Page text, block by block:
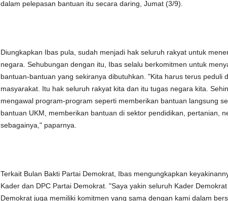
dalam pelepasan bantuan itu secara daring, Jumat (3/9).
Diungkapkan Ibas pula, sudah menjadi hak seluruh rakyat untuk
negara. Sehubungan dengan itu, Ibas selalu berkomitmen untuk
bantuan-bantuan yang sekiranya dibutuhkan. "Kita harus terus peduli
masyarakat. Itu hak seluruh rakyat kita dan itu tugas negara kita.
mengawal program-program seperti memberikan bantuan langsung
bantuan UKM, memberikan bantuan di sektor pendidikan, pertanian,
sebagainya," paparnya.
Terkait Bulan Bakti Partai Demokrat, Ibas mengungkapkan
Kader dan DPC Partai Demokrat. "Saya yakin seluruh Kader
Demokrat juga memiliki komitmen yang sama dengan kami dalam